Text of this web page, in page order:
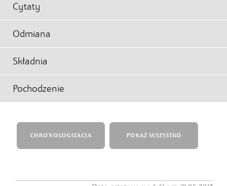
Cytaty
Odmiana
Składnia
Pochodzenie
CHRONOLOGIZACJA POKAŻ WSZYSTKO